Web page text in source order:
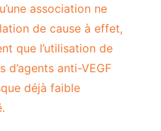
association ne
de cause à effet,
que l’utilisation de
d’agents anti-VEGF
déjà faible